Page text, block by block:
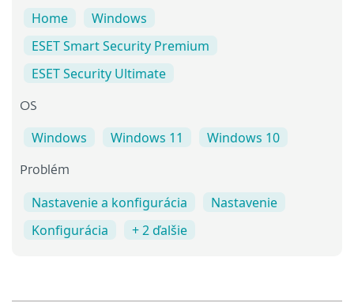
Home
Windows
ESET Smart Security Premium
ESET Security Ultimate
OS
Windows Windows 11 Windows 10
Problém
Nastavenie a konfigurácia
Nastavenie
Konfigurácia
+ 2 ďalšie